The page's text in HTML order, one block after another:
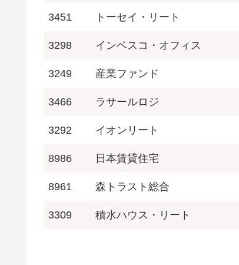
3451 トーセイ・リート
3298 インベスコ・オフィス
3249 産業ファンド
3466 ラサールロジ
3292 イオンリート
8986 日本賃貸住宅
8961 森トラスト総合
3309 積水ハウス・リート